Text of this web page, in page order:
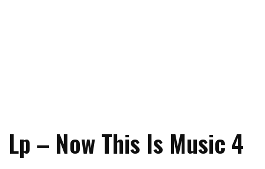
Lp – Now This Is Music 4